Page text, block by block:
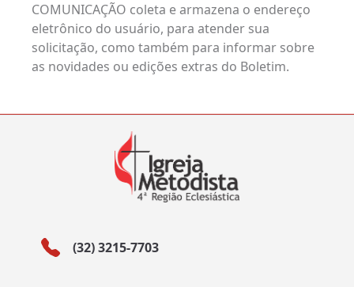
COMUNICAÇÃO coleta e armazena o endereço
eletrônico do usuário, para atender sua
solicitação, como também para informar sobre
as novidades ou edições extras do Boletim.
(32) 3215-7703